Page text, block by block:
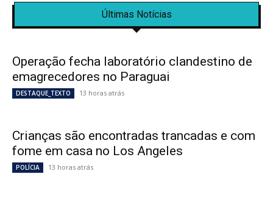
Últimas Notícias
Operação fecha laboratório clandestino de
emagrecedores no Paraguai
DESTAQUE_TEXTO 13 horas atrás
Crianças são encontradas trancadas e com
fome em casa no Los Angeles
POLÍCIA 13 horas atrás